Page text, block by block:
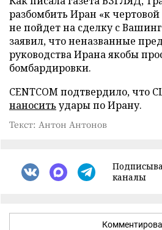
разбомбить Иран «к
не пойдет на сделку с
заявил, что неназванные
руководства Ирана якобы
бомбардировки.
CENTCOM подтвердило, что
наносить удары по Ирану.
Текст: Антон Антонов
каналы